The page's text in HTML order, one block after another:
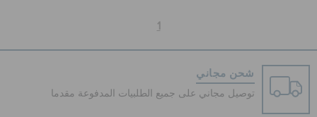
تحديد موقع المتجر
1
شحن مجاني
توصيل مجاني على جميع الطلبيات المدفوعة مقدما